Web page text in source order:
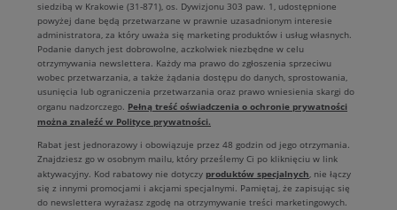
siedzibą w Krakowie (31-871), os. Dywizjonu 303 paw. 1, udostępnione
powyżej dane będą przetwarzane w prawnie uzasadnionym interesie
administratora, za który uważa się marketing produktów i usług własnych.
Podanie danych jest dobrowolne, aczkolwiek niezbędne w celu
otrzymywania newslettera. Każdy ma prawo do zgłoszenia sprzeciwu
wobec przetwarzania, a także żądania dostępu do danych, sprostowania,
usunięcia lub ograniczenia przetwarzania oraz prawo wniesienia skargi do
organu nadzorczego. Pełną treść oświadczenia o ochronie prywatności
można znaleźć w Polityce prywatności.
Rabat jest jednorazowy i obowiązuje przez 48 godzin od jego otrzymania.
Znajdziesz go w osobnym mailu, który prześlemy Ci po kliknięciu w link
aktywacyjny. Kod rabatowy nie dotyczy produktów specjalnych, nie łączy
się z innymi promocjami i akcjami specjalnymi. Pamiętaj, że zapisując się
do newslettera wyrażasz zgodę na otrzymywanie treści marketingowych.